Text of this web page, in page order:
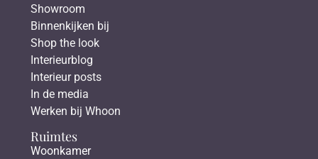
Showroom
Binnenkijken bij
Shop the look
Interieurblog
Interieur posts
In de media
Werken bij Whoon
Ruimtes
Woonkamer